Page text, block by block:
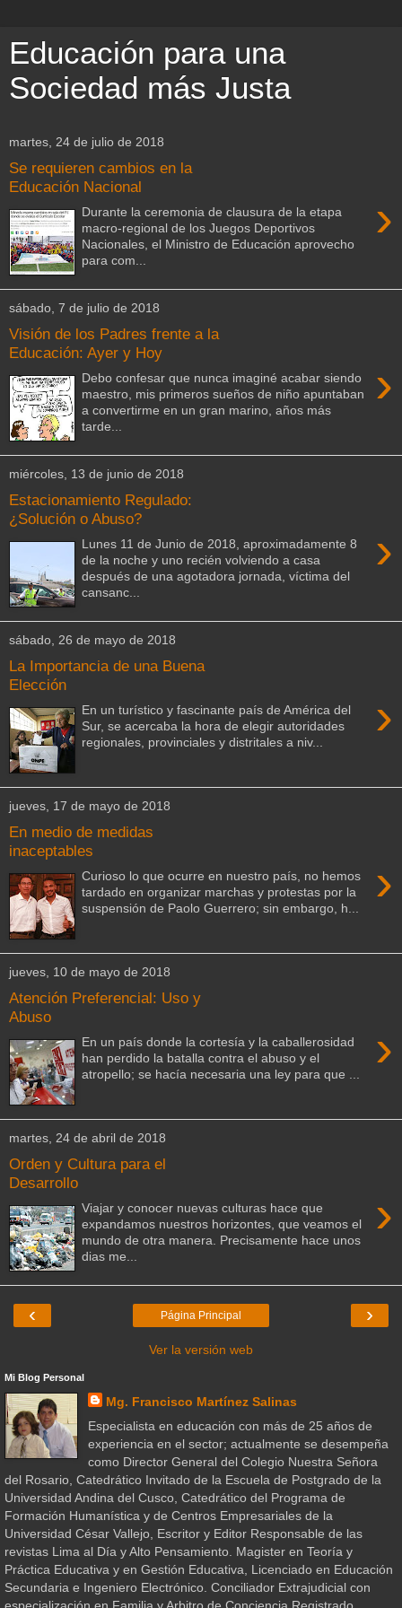
Educación para una
Sociedad más Justa
martes, 24 de julio de 2018
Se requieren cambios en la
Educación Nacional
›
Durante la ceremonia de clausura de la etapa
macro-regional de los Juegos Deportivos
Nacionales, el Ministro de Educación aprovecho
para com...
sábado, 7 de julio de 2018
Visión de los Padres frente a la
Educación: Ayer y Hoy
›
Debo confesar que nunca imaginé acabar siendo
maestro, mis primeros sueños de niño apuntaban
a convertirme en un gran marino, años más
tarde...
miércoles, 13 de junio de 2018
Estacionamiento Regulado:
¿Solución o Abuso?
›
Lunes 11 de Junio de 2018, aproximadamente 8
de la noche y uno recién volviendo a casa
después de una agotadora jornada, víctima del
cansanc...
sábado, 26 de mayo de 2018
La Importancia de una Buena
Elección
›
En un turístico y fascinante país de América del
Sur, se acercaba la hora de elegir autoridades
regionales, provinciales y distritales a niv...
jueves, 17 de mayo de 2018
En medio de medidas
inaceptables
›
Curioso lo que ocurre en nuestro país, no hemos
tardado en organizar marchas y protestas por la
suspensión de Paolo Guerrero; sin embargo, h...
jueves, 10 de mayo de 2018
Atención Preferencial: Uso y
Abuso
›
En un país donde la cortesía y la caballerosidad
han perdido la batalla contra el abuso y el
atropello; se hacía necesaria una ley para que ...
martes, 24 de abril de 2018
Orden y Cultura para el
Desarrollo
›
Viajar y conocer nuevas culturas hace que
expandamos nuestros horizontes, que veamos el
mundo de otra manera. Precisamente hace unos
dias me...
‹ ›
Página Principal
Ver la versión web
Mi Blog Personal
Mg. Francisco Martínez Salinas
Especialista en educación con más de 25 años de
experiencia en el sector; actualmente se desempeña
como Director General del Colegio Nuestra Señora
del Rosario, Catedrático Invitado de la Escuela de Postgrado de la
Universidad Andina del Cusco, Catedrático del Programa de
Formación Humanística y de Centros Empresariales de la
Universidad César Vallejo, Escritor y Editor Responsable de las
revistas Lima al Día y Alto Pensamiento. Magister en Teoría y
Práctica Educativa y en Gestión Educativa, Licenciado en Educación
Secundaria e Ingeniero Electrónico. Conciliador Extrajudicial con